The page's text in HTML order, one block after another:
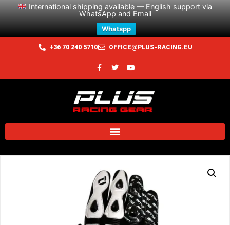
International shipping available — English support via
WhatsApp and Email
Whatspp
+36 70 240 5710 OFFICE@PLUS-RACING.EU